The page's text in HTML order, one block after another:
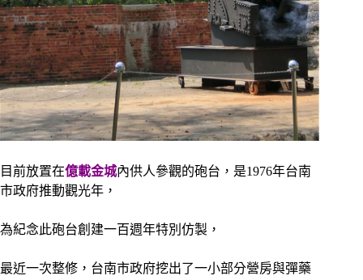
目前放置在億載金城內供人參觀的砲台，是1976年台南
市政府推動觀光年，
為紀念此砲台創建一百週年特別仿製，
最近一次整修， 台南市政府挖出了一小部分營房與彈藥